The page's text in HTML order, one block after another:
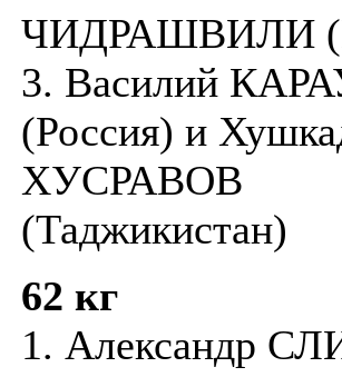
ЧИДРАШВИЛИ
3. Василий
(Россия) и
ХУСРАВОВ
(Таджикистан)
62 кг
1. Александр